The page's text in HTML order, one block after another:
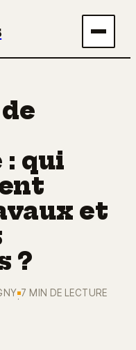
qui
et
?
·
7 MIN DE LECTURE